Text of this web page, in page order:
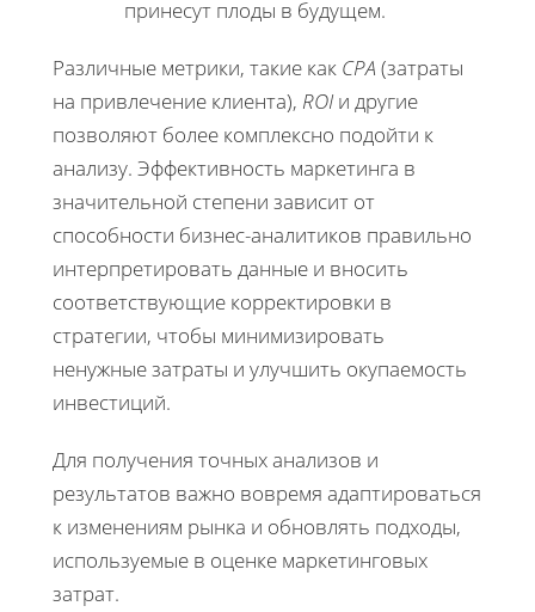
принесут плоды в будущем.
Различные метрики, такие как CPA (затраты
на привлечение клиента), ROIи другие
позволяют более комплексно подойти к
анализу. Эффективность маркетинга в
значительной степени зависит от
способности бизнес-аналитиков правильно
интерпретировать данные и вносить
соответствующие корректировки в
стратегии, чтобы минимизировать
ненужные затраты и улучшить окупаемость
инвестиций.
Для получения точных анализов и
результатов важно вовремя адаптироваться
к изменениям рынка и обновлять подходы,
используемые в оценке маркетинговых
затрат.